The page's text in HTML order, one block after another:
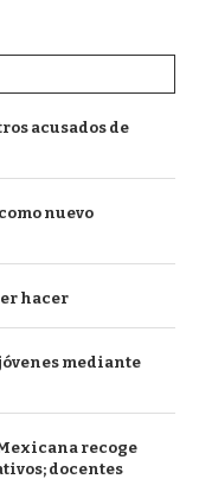
acusados de
nuevo
hacer
mediante
recoge
docentes